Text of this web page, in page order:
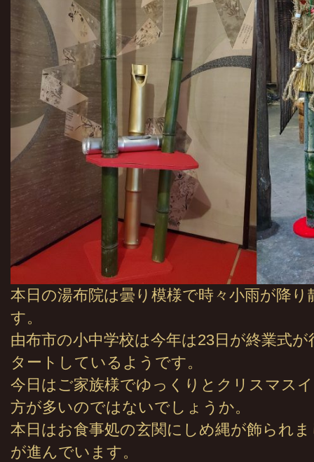
本日の湯布院は曇り模様で時々小雨が降
す。
由布市の小中学校は今年は23日が終業式
タートしているようです。
今日はご家族様でゆっくりとクリスマス
方が多いのではないでしょうか。
本日はお食事処の玄関にしめ縄が飾られ
が進んでいます。